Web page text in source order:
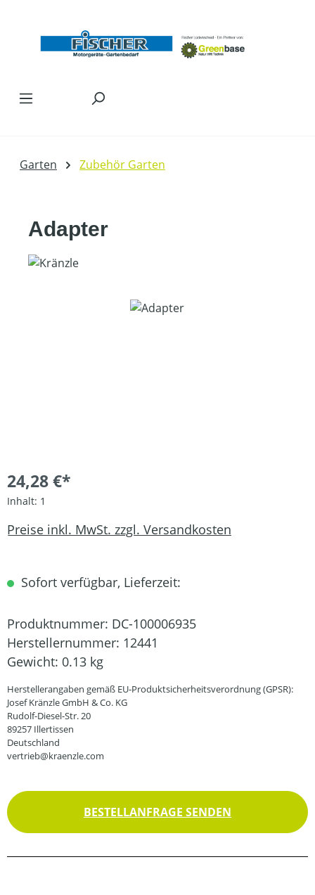
Garten Zubehör Garten
Adapter
Bildergalerie überspringen
24,28 €*
Inhalt: 1
Preise inkl. MwSt. zzgl. Versandkosten
Sofort verfügbar, Lieferzeit:
Produktnummer: DC-100006935
Herstellernummer: 12441
Gewicht: 0.13 kg
Herstellerangaben gemäß EU-Produktsicherheitsverordnung (GPSR):
Josef Kränzle GmbH & Co. KG
Rudolf-Diesel-Str. 20
89257 Illertissen
Deutschland
vertrieb@kraenzle.com
BESTELLANFRAGE SENDEN